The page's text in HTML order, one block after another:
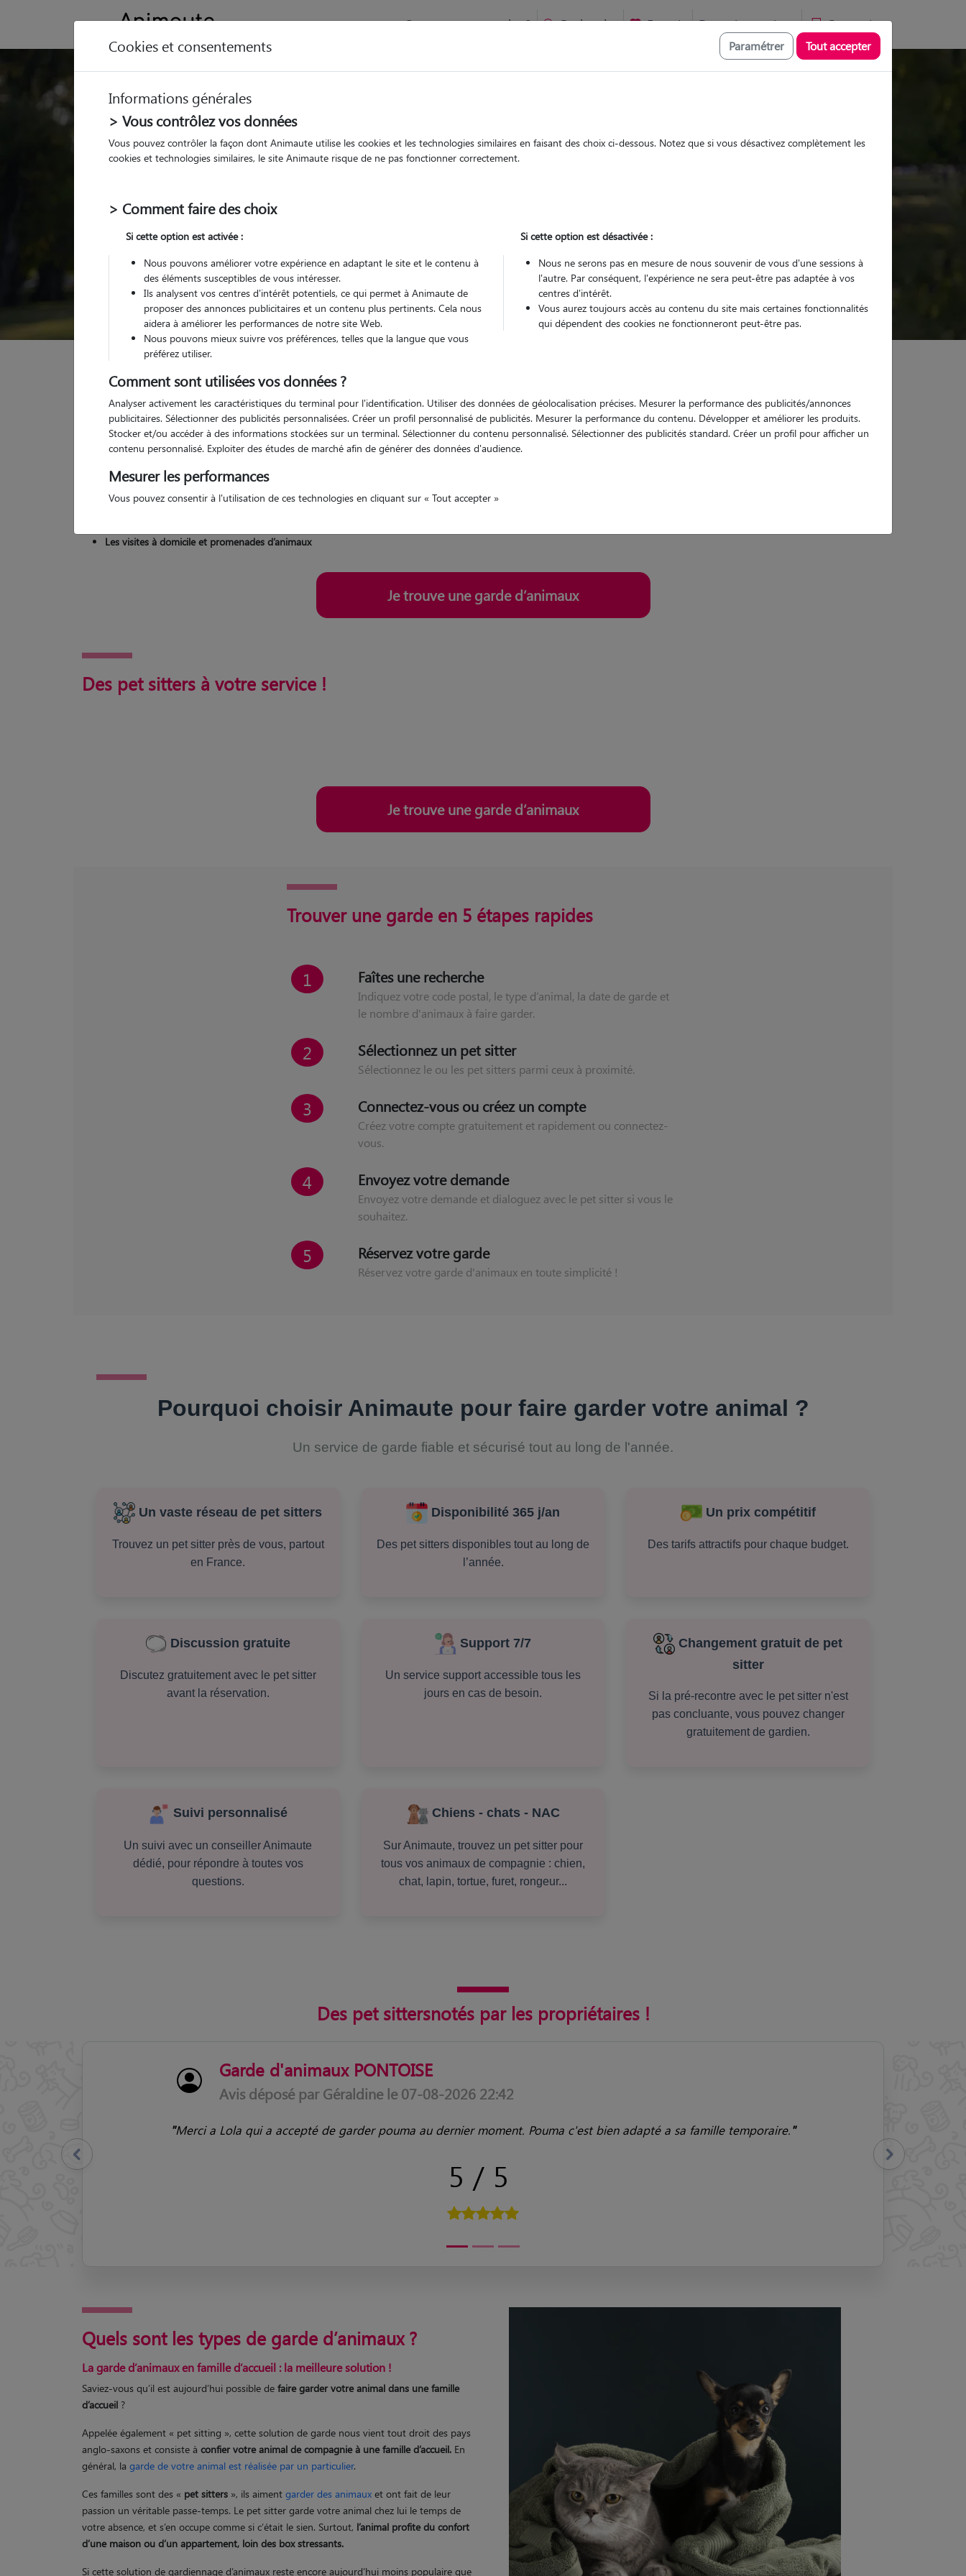
Comment ça marche ? Recherche Favoris Devenir pet sitter Connexion
Trouvez votre gardien idéal !
Parmi nos pet sitters vérifiés chez le Pet Sitter
chez le Pet Sitter Visites
Visites
Pour quel animal ?
Trouver mon Pet Sitter
Garde d'animaux Les solutions pour faire garder son animal
Garde d'animaux : les solutions de garde
Vous êtes à la recherche d’une solution de garde pour animaux pendant votre départ en vacances ou pour un déplacement ?
vous propose ses solutions pourfaire garder facilement vos animaux pendant vos vacancesou vos absences courte ou longue durée, qu’il s’agisse d’un chien, d’un chat ou d’un NAC :
Les visites à domicile et promenades d’animaux
Je trouve une garde d’animaux
Des pet sitters à votre service !
Je trouve une garde d’animaux
Trouver une garde en 5 étapes rapides
1 Faîtes une recherche
Indiquez votre code postal, le type d’animal, la date de garde et
le nombre d'animaux à faire garder.
2 Sélectionnez un pet sitter
Sélectionnez le ou les pet sitters parmi ceux à proximité.
3 Connectez-vous ou créez un compte
Créez votre compte gratuitement et rapidement ou connectez-
vous.
4 Envoyez votre demande
Envoyez votre demande et dialoguez avec le pet sitter si vous le
souhaitez.
5 Réservez votre garde
Réservez votre garde d'animaux en toute simplicité !
Pourquoi choisir Animaute pour faire garder votre animal ?
Un service de garde fiable et sécurisé tout au long de l'année.
Un vaste réseau de pet sitters
Trouvez un pet sitter près de vous, partout
en France.
Disponibilité 365 j/an
Des pet sitters disponibles tout au long de
l’année.
Un prix compétitif
Des tarifs attractifs pour chaque budget.
Discussion gratuite
Discutez gratuitement avec le pet sitter
avant la réservation.
Support 7/7
Un service support accessible tous les
jours en cas de besoin.
Changement gratuit de pet
sitter
Si la pré-recontre avec le pet sitter n'est
pas concluante, vous pouvez changer
gratuitement de gardien.
Suivi personnalisé
Un suivi avec un conseiller Animaute
dédié, pour répondre à toutes vos
questions.
Chiens - chats - NAC
Sur Animaute, trouvez un pet sitter pour
tous vos animaux de compagnie : chien,
chat, lapin, tortue, furet, rongeur...
Des pet sittersnotés par les propriétaires !
Garde d'animaux MOUCHIN
Avis déposé par Anaïs le 07-08-2026 20:42
"Très content des services de Flore qui s'est bien occupée de nos lapins pendant notre absence . Je recommande
5/5
Quels sont les types de garde d’animaux ?
La garde d’animaux en famille d’accueil : la meilleure solution !
Saviez-vous qu’il est aujourd’hui possible de
Appelée également « pet sitting », cette solution de garde nous vient tout droit des pays
anglo-saxons et consiste àconfier votre animal de compagnie à une famille d’accueil.
Ces familles sont des «pet sitters », ils aimentgarder des animaux et ont fait de leur
passion un véritable passe-temps. Le pet sitter garde votre animal chez lui le temps de
votre absence, et s’en occupe comme si c’était le sien. Surtout,
Cookies et consentements Paramétrer Tout accepter
Informations générales
> Vous contrôlez vos données
Vous pouvez contrôler la façon dont Animaute utilise les cookies et les technologies similaires en faisant des choix ci-dessous. Notez que si vous désactivez complètement les
cookies et technologies similaires, le site Animaute risque de ne pas fonctionner correctement.
> Comment faire des choix
Si cette option est activée :
Nous pouvons améliorer votre expérience en adaptant le site et le contenu à
des éléments susceptibles de vous intéresser.
Ils analysent vos centres d'intérêt potentiels, ce qui permet à Animaute de
proposer des annonces publicitaires et un contenu plus pertinents. Cela nous
aidera à améliorer les performances de notre site Web.
Nous pouvons mieux suivre vos préférences, telles que la langue que vous
préférez utiliser.
Si cette option est désactivée :
Nous ne serons pas en mesure de nous souvenir de vous d'une sessions à
l'autre. Par conséquent, l'expérience ne sera peut-être pas adaptée à vos
centres d'intérêt.
Vous aurez toujours accès au contenu du site mais certaines fonctionnalités
qui dépendent des cookies ne fonctionneront peut-être pas.
Comment sont utilisées vos données ?
Analyser activement les caractéristiques du terminal pour l'identification. Utiliser des données de géolocalisation précises. Mesurer la performance des publicités/annonces
publicitaires. Sélectionner des publicités personnalisées. Créer un profil personnalisé de publicités. Mesurer la performance du contenu. Développer et améliorer les produits.
Stocker et/ou accéder à des informations stockées sur un terminal. Sélectionner du contenu personnalisé. Sélectionner des publicités standard. Créer un profil pour afficher un
contenu personnalisé. Exploiter des études de marché afin de générer des données d'audience.
Mesurer les performances
Vous pouvez consentir à l'utilisation de ces technologies en cliquant sur « Tout accepter »